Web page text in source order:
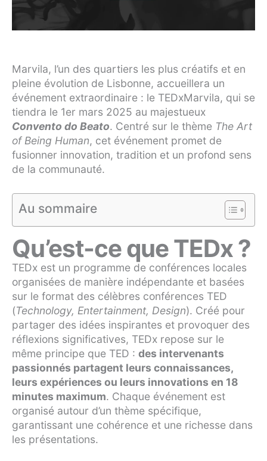
Marvila, l’un des quartiers les plus créatifs et en
pleine évolution de Lisbonne, accueillera un
événement extraordinaire : le TEDxMarvila, qui se
tiendra le 1er mars 2025 au majestueux
Convento do Beato. Centré sur le thème The Art
of Being Human, cet événement promet de
fusionner innovation, tradition et un profond sens
de la communauté.
Au sommaire
Qu’est-ce que TEDx ?
TEDx est un programme de conférences locales
organisées de manière indépendante et basées
sur le format des célèbres conférences TED
(Technology, Entertainment, Design). Créé pour
partager des idées inspirantes et provoquer des
réflexions significatives, TEDx repose sur le
même principe que TED : des intervenants
passionnés partagent leurs connaissances,
leurs expériences ou leurs innovations en 18
minutes maximum. Chaque événement est
organisé autour d’un thème spécifique,
garantissant une cohérence et une richesse dans
les présentations.